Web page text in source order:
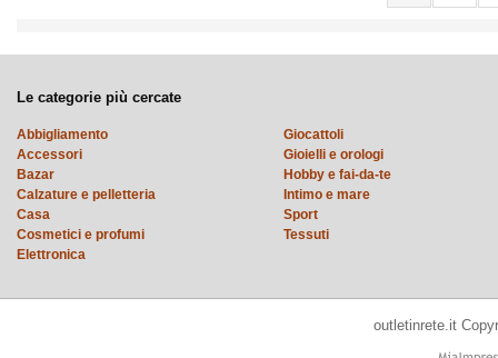
Le categorie più cercate
Abbigliamento
Accessori
Bazar
Calzature e pelletteria
Casa
Cosmetici e profumi
Elettronica
Giocattoli
Gioielli e orologi
Hobby e fai-da-te
Intimo e mare
Sport
Tessuti
outletinrete.it